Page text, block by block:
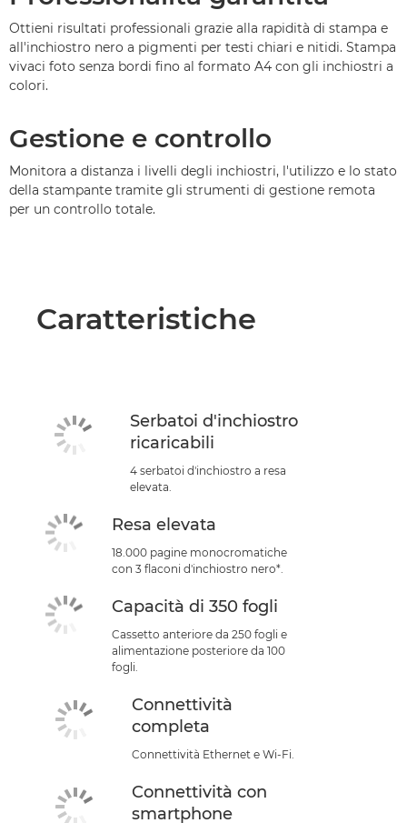
Ottieni risultati professionali grazie alla rapidità di stampa e
all'inchiostro nero a pigmenti per testi chiari e nitidi. Stampa
vivaci foto senza bordi fino al formato A4 con gli inchiostri a
colori.
Gestione e controllo
Monitora a distanza i livelli degli inchiostri, l'utilizzo e lo stato
della stampante tramite gli strumenti di gestione remota
per un controllo totale.
Caratteristiche
Serbatoi d'inchiostro
ricaricabili
4 serbatoi d'inchiostro a resa
elevata.
Resa elevata
18.000 pagine monocromatiche
con 3 flaconi d'inchiostro nero*.
Capacità di 350 fogli
Cassetto anteriore da 250 fogli e
alimentazione posteriore da 100
fogli.
Connettività
completa
Connettività Ethernet e Wi-Fi.
Connettività con
smartphone